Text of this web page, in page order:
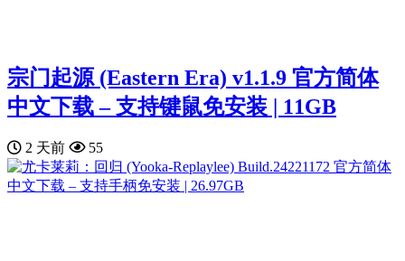
宗门起源 (Eastern Era) v1.1.9 官方简体
中文下载 – 支持键鼠免安装 | 11GB
2 天前 55